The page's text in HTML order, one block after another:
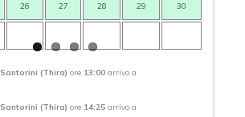
26 27 28 29 30
Santorini (Thira) ore 13:00 arrivo a
Santorini (Thira) ore 14:25 arrivo a